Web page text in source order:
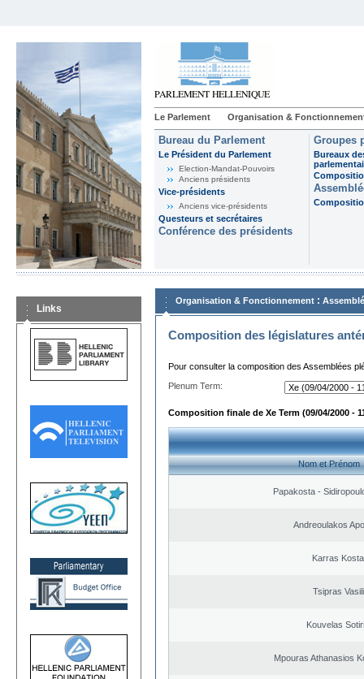
Le Parlement Organisation &
Bureau du Parlement
Le Président du Parlement
Election-Mandat-Pouvoirs
Anciens présidents
Vice-présidents
Anciens vice-présidents
Questeurs et secrétaires
Conférence des présidents
Groupes
Bureaux
Links
Organisation & Fonctionnement :
Composition des législatures
Pour consulter la composition des Assemblées
Plenum Term:
Composition finale de Xe Term (09/04/2000 -
Nom et Prénom
Papakosta -
Andreoulakos
Karras
Tsipras
Kouvelas
Mpouras Athanasios